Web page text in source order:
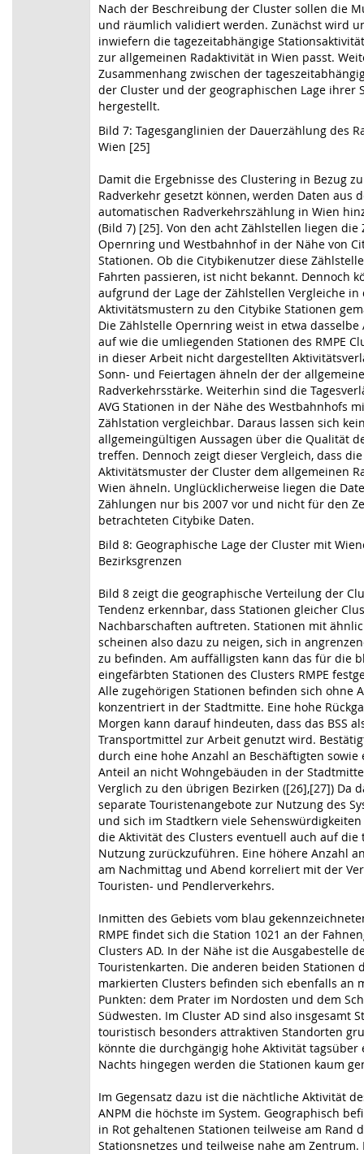
Nach der Beschreibung der Cluster sollen die
und räumlich validiert werden. Zunächst wird
inwiefern die tagezeitabhängige
zur allgemeinen Radaktivität in Wien passt.
Zusammenhang zwischen der
der Cluster und der geographischen Lage ihrer
hergestellt.
Bild 7: Tagesganglinien der Dauerzählung des
Wien [25]
Damit die Ergebnisse des Clustering in Bezug
Radverkehr gesetzt können, werden Daten aus
automatischen Radverkehrszählung in Wien
(Bild 7) [25]. Von den acht Zählstellen liegen die
Opernring und Westbahnhof in der Nähe von
Stationen. Ob die Citybikenutzer diese
Fahrten passieren, ist nicht bekannt. Dennoch
aufgrund der Lage der Zählstellen Vergleiche in
Aktivitätsmustern zu den Citybike Stationen
Die Zählstelle Opernring weist in etwa
auf wie die umliegenden Stationen des RMPE
in dieser Arbeit nicht dargestellten
Sonn- und Feiertagen ähneln der der
Radverkehrsstärke. Weiterhin sind die
AVG Stationen in der Nähe des Westbahnhofs
Zählstation vergleichbar. Daraus lassen sich
allgemeingültigen Aussagen über die Qualität
treffen. Dennoch zeigt dieser Vergleich, dass
Aktivitätsmuster der Cluster dem allgemeinen
Wien ähneln. Unglücklicherweise liegen die
Zählungen nur bis 2007 vor und nicht für den
betrachteten Citybike Daten.
Bild 8: Geographische Lage der Cluster mit
Bezirksgrenzen
Bild 8 zeigt die geographische Verteilung der
Tendenz erkennbar, dass Stationen gleicher
Nachbarschaften auftreten. Stationen mit
scheinen also dazu zu neigen, sich in
zu befinden. Am auffälligsten kann das für die
eingefärbten Stationen des Clusters RMPE
Alle zugehörigen Stationen befinden sich ohne
konzentriert in der Stadtmitte. Eine hohe
Morgen kann darauf hindeuten, dass das BSS
Transportmittel zur Arbeit genutzt wird.
durch eine hohe Anzahl an Beschäftigten sowie
Anteil an nicht Wohngebäuden in der
Verglich zu den übrigen Bezirken ([26],[27]) Da
separate Touristenangebote zur Nutzung des
und sich im Stadtkern viele
die Aktivität des Clusters eventuell auch auf die
Nutzung zurückzuführen. Eine höhere Anzahl
am Nachmittag und Abend korreliert mit der
Touristen- und Pendlerverkehrs.
Inmitten des Gebiets vom blau
RMPE findet sich die Station 1021 an der
Clusters AD. In der Nähe ist die Ausgabestelle
Touristenkarten. Die anderen beiden Stationen
markierten Clusters befinden sich ebenfalls an
Punkten: dem Prater im Nordosten und dem
Südwesten. Im Cluster AD sind also insgesamt
touristisch besonders attraktiven Standorten
könnte die durchgängig hohe Aktivität tagsüber
Nachts hingegen werden die Stationen kaum
Im Gegensatz dazu ist die nächtliche Aktivität
ANPM die höchste im System. Geographisch
in Rot gehaltenen Stationen teilweise am Rand
Stationsnetzes und teilweise nahe am Zentrum.